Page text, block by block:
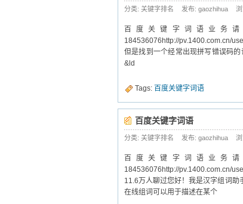
分类: 关键字排名 发布: gaozhihua
百度关键字词语业务请
184536076http://pv.1400.com.cn/
但是找到一个经常出现拼写错误码
&ld
Tags: 百度关键字词语
百度关键字词语
分类: 关键字排名 发布: gaozhihua
百度关键字词语业务请
184536076http://pv.1400.com.cn/
11.6万人聊过您好！我是汉字组词
在线组词可以用于描述在某个